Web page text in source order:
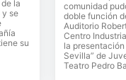
la
y se
su
comunidad
doble función
Auditorio
Centro
la presentación
Sevilla” de
Teatro Pedro